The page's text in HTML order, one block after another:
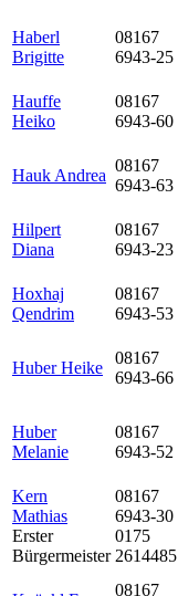
Haberl
Brigitte
08167
6943-25
Hauffe
Heiko
08167
6943-60
Hauk Andrea
08167
6943-63
Hilpert
Diana
08167
6943-23
Hoxhaj
Qendrim
08167
6943-53
Huber Heike
08167
6943-66
Huber
Melanie
08167
6943-52
Kern
Mathias
Erster
Bürgermeister
08167
6943-30
0175
2614485
08167